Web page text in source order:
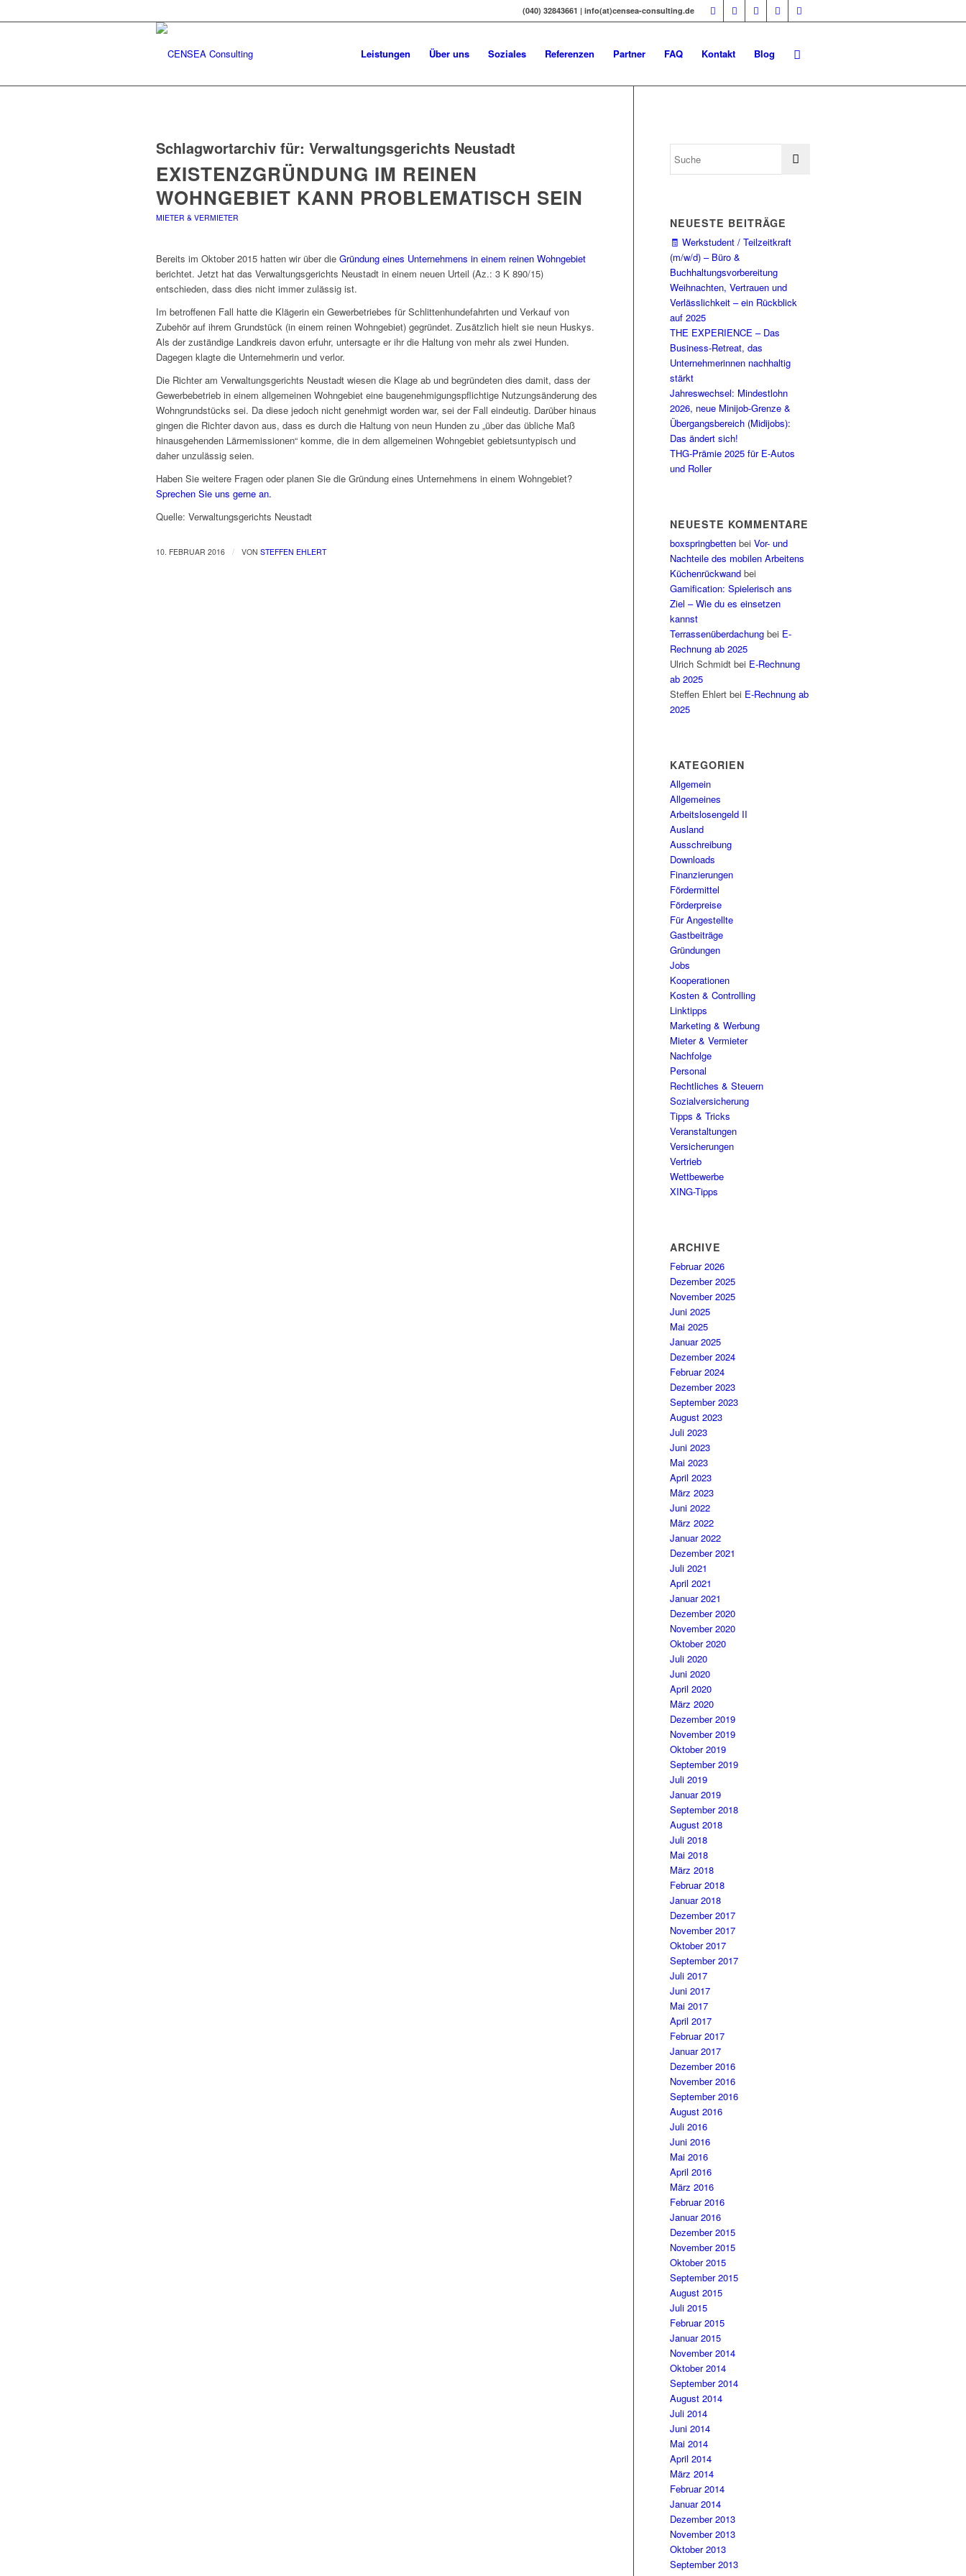
(040) 32843661 | info(at)censea-consulting.de
Leistungen Über uns Soziales Referenzen Partner FAQ Kontakt Blog
Schlagwortarchiv für: Verwaltungsgerichts Neustadt
EXISTENZGRÜNDUNG IM REINEN
WOHNGEBIET KANN PROBLEMATISCH SEIN
MIETER & VERMIETER
Bereits im Oktober 2015 hatten wir über die Gründung eines Unternehmens in einem reinen Wohngebiet
berichtet. Jetzt hat das Verwaltungsgerichts Neustadt in einem neuen Urteil (Az.: 3 K 890/15)
entschieden, dass dies nicht immer zulässig ist.
Im betroffenen Fall hatte die Klägerin ein Gewerbetriebes für Schlittenhundefahrten und Verkauf von
Zubehör auf ihrem Grundstück (in einem reinen Wohngebiet) gegründet. Zusätzlich hielt sie neun Huskys.
Als der zuständige Landkreis davon erfuhr, untersagte er ihr die Haltung von mehr als zwei Hunden.
Dagegen klagte die Unternehmerin und verlor.
Die Richter am Verwaltungsgerichts Neustadt wiesen die Klage ab und begründeten dies damit, dass der
Gewerbebetrieb in einem allgemeinen Wohngebiet eine baugenehmigungspflichtige Nutzungsänderung des
Wohngrundstücks sei. Da diese jedoch nicht genehmigt worden war, sei der Fall eindeutig. Darüber hinaus
gingen die Richter davon aus, dass es durch die Haltung von neun Hunden zu „über das übliche Maß
hinausgehenden Lärmemissionen“ komme, die in dem allgemeinen Wohngebiet gebietsuntypisch und
daher unzulässig seien.
Haben Sie weitere Fragen oder planen Sie die Gründung eines Unternehmens in einem Wohngebiet?
Sprechen Sie uns gerne an.
Quelle: Verwaltungsgerichts Neustadt
10. FEBRUAR 2016 / VON STEFFEN EHLERT
NEUESTE BEITRÄGE
🧾 Werkstudent / Teilzeitkraft
(m/w/d) – Büro &
Buchhaltungsvorbereitung
Weihnachten, Vertrauen und
Verlässlichkeit – ein Rückblick
auf 2025
THE EXPERIENCE – Das
Business-Retreat, das
Unternehmerinnen nachhaltig
stärkt
Jahreswechsel: Mindestlohn
2026, neue Minijob-Grenze &
Übergangsbereich (Midijobs):
Das ändert sich!
THG-Prämie 2025 für E-Autos
und Roller
NEUESTE KOMMENTARE
boxspringbetten beiVor- und
Nachteile des mobilen Arbeitens
Küchenrückwand bei
Gamification: Spielerisch ans
Ziel – Wie du es einsetzen
kannst
Terrassenüberdachung bei E-
Rechnung ab 2025
Ulrich Schmidt bei E-Rechnung
ab 2025
Steffen Ehlert bei E-Rechnung ab
2025
KATEGORIEN
Allgemein
Allgemeines
Arbeitslosengeld II
Ausland
Ausschreibung
Downloads
Finanzierungen
Fördermittel
Förderpreise
Für Angestellte
Gastbeiträge
Gründungen
Jobs
Kooperationen
Kosten & Controlling
Linktipps
Marketing & Werbung
Mieter & Vermieter
Nachfolge
Personal
Rechtliches & Steuern
Sozialversicherung
Tipps & Tricks
Veranstaltungen
Versicherungen
Vertrieb
Wettbewerbe
XING-Tipps
ARCHIVE
Februar 2026
Dezember 2025
November 2025
Juni 2025
Mai 2025
Januar 2025
Dezember 2024
Februar 2024
Dezember 2023
September 2023
August 2023
Juli 2023
Juni 2023
Mai 2023
April 2023
März 2023
Juni 2022
März 2022
Januar 2022
Dezember 2021
Juli 2021
April 2021
Januar 2021
Dezember 2020
November 2020
Oktober 2020
Juli 2020
Juni 2020
April 2020
März 2020
Dezember 2019
November 2019
Oktober 2019
September 2019
Juli 2019
Januar 2019
September 2018
August 2018
Juli 2018
Mai 2018
März 2018
Februar 2018
Januar 2018
Dezember 2017
November 2017
Oktober 2017
September 2017
Juli 2017
Juni 2017
Mai 2017
April 2017
Februar 2017
Januar 2017
Dezember 2016
November 2016
September 2016
August 2016
Juli 2016
Juni 2016
Mai 2016
April 2016
März 2016
Februar 2016
Januar 2016
Dezember 2015
November 2015
Oktober 2015
September 2015
August 2015
Juli 2015
Februar 2015
Januar 2015
November 2014
Oktober 2014
September 2014
August 2014
Juli 2014
Juni 2014
Mai 2014
April 2014
März 2014
Februar 2014
Januar 2014
Dezember 2013
November 2013
Oktober 2013
September 2013